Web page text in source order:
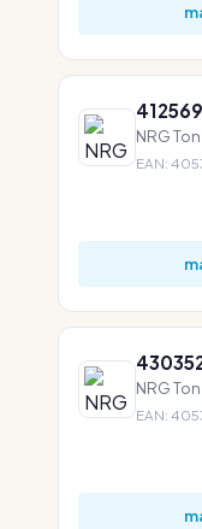
412569
NRG
EAN:
NRG
EAN: